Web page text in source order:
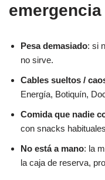
Pesa demasiado: si
no sirve.
Cables sueltos /
Energía, Botiquín,
Comida que nadie
con snacks
No está a mano: la
la caja de reserva,